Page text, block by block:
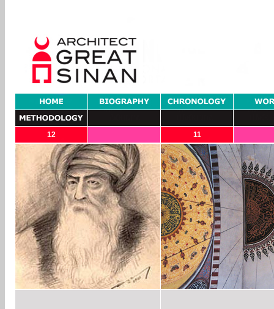
12 11